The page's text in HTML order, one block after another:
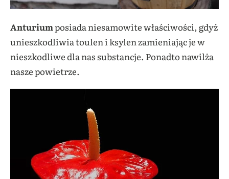
Anturiumposiada niesamowite właściwości, gdyż
unieszkodliwia toulen i ksylen zamieniając je w
nieszkodliwe dla nas substancje. Ponadto nawilża
nasze powietrze.